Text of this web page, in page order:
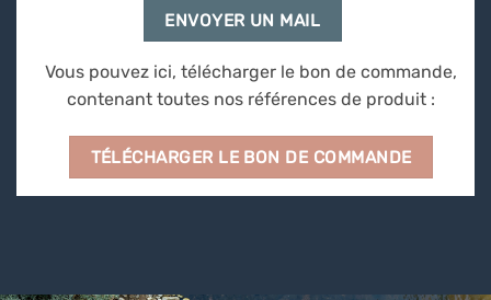
ENVOYER UN MAIL
Vous pouvez ici, télécharger le bon de commande,
contenant toutes nos références de produit :
TÉLÉCHARGER LE BON DE COMMANDE